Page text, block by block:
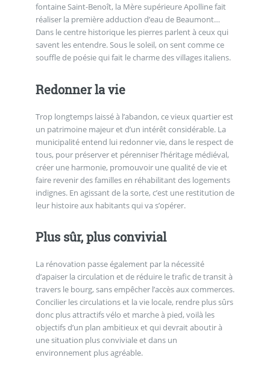
fontaine Saint-Benoît, la Mère supérieure Apolline fait
réaliser la première adduction d’eau de Beaumont…
Dans le centre historique les pierres parlent à ceux qui
savent les entendre. Sous le soleil, on sent comme ce
souffle de poésie qui fait le charme des villages italiens.
Redonner la vie
Trop longtemps laissé à l’abandon, ce vieux quartier est
un patrimoine majeur et d’un intérêt considérable. La
municipalité entend lui redonner vie, dans le respect de
tous, pour préserver et pérenniser l’héritage médiéval,
créer une harmonie, promouvoir une qualité de vie et
faire revenir des familles en réhabilitant des logements
indignes. En agissant de la sorte, c’est une restitution de
leur histoire aux habitants qui va s’opérer.
Plus sûr, plus convivial
La rénovation passe également par la nécessité
d’apaiser la circulation et de réduire le trafic de transit à
travers le bourg, sans empêcher l’accès aux commerces.
Concilier les circulations et la vie locale, rendre plus sûrs
donc plus attractifs vélo et marche à pied, voilà les
objectifs d’un plan ambitieux et qui devrait aboutir à
une situation plus conviviale et dans un
environnement plus agréable.